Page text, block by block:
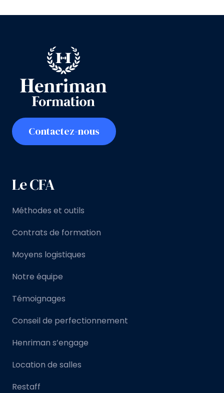
Contactez-nous
Le CFA
Méthodes et outils
Contrats de formation
Moyens logistiques
Notre équipe
Témoignages
Conseil de perfectionnement
Henriman s’engage
Location de salles
Restaff